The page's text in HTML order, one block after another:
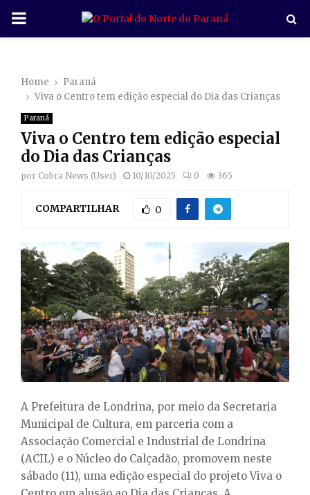
P
M
A
M
E
N
Home
Paraná
Viva o Centro tem edição especial do Dia das Crianças
Paraná
Viva o Centro tem edição especial
do Dia das Crianças
por Cobra News (User) 10/10/2025 0 365
COMPARTILHAR 0
A Prefeitura de Londrina, por meio da Secretaria
Municipal de Cultura, em parceria com a
Associação Comercial e Industrial de Londrina
(ACIL) e o Núcleo do Calçadão, promovem neste
sábado (11), uma edição especial do projeto Viva o